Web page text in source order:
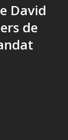
David
de